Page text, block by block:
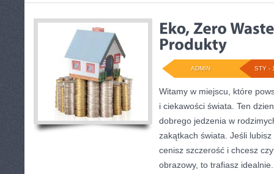
STY -
ADMIN
Witamy w miejscu, które
i ciekawości świata. Ten
dobrego jedzenia w
zakątkach świata. Jeśli
cenisz szczerość i chcesz
obrazowy, to trafiasz